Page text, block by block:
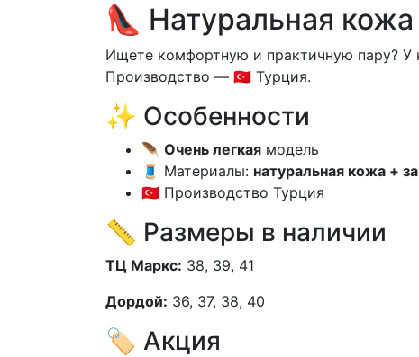
👠 Натуральная
Ищете комфортную и практичную пару? У
Производство — 🇹🇷 Турция.
✨ Особенности
🪶 Очень легкая модель
🧵 Материалы: натуральная кожа +
🇹🇷 Производство Турция
📏 Размеры в наличии
ТЦ Маркс: 38, 39, 41
Дордой: 36, 37, 38, 40
🏷️ Акция